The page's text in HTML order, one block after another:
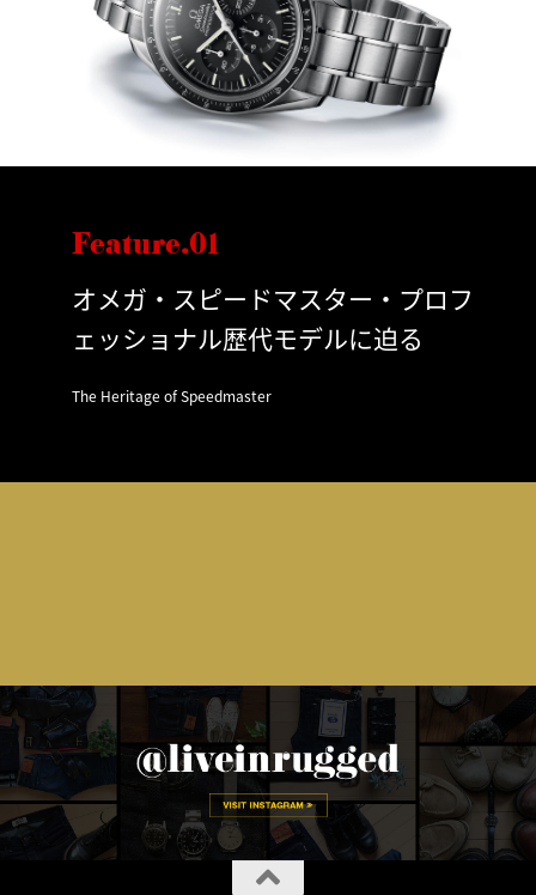
Feature.01
オメガ・スピードマスター・プロフ
ェッショナル歴代モデルに迫る
The Heritage of Speedmaster